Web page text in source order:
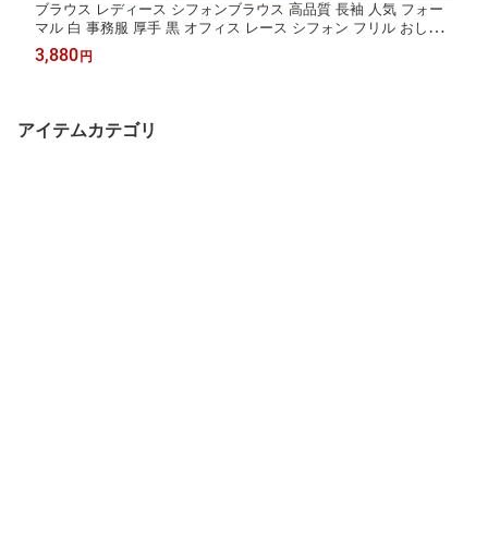
ブラウス レディース シフォンブラウス 高品質 長袖 人気 フォー
マル 白 事務服 厚手 黒 オフィス レース シフォン フリル おしゃ
れ ボウタイ Tシャツ カジュアル ブランド きれいめ ノーアイロン
秋 冬 春 カットソー ワンピース スーツ シャツ 50代
3,880 円
アイテムカテゴリ